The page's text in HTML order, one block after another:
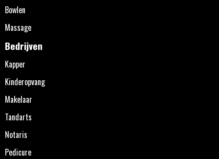
Bowlen
Massage
Bedrijven
Kapper
Kinderopvang
Makelaar
Tandarts
Notaris
Pedicure